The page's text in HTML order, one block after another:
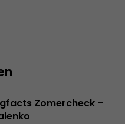
Zomercheck –